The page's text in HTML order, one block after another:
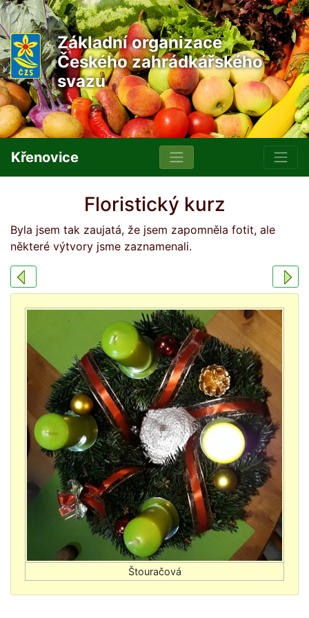
Základní organizace
Českého zahrádkářského
svazu
Křenovice
Floristický kurz
Byla jsem tak zaujatá, že jsem zapomněla fotit, ale
některé výtvory jsme zaznamenali.